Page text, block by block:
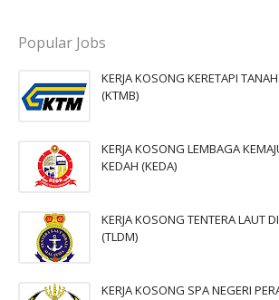
Popular Jobs
KERJA KOSONG KERETAPI
(KTMB)
KERJA KOSONG LEMBAGA
KEDAH (KEDA)
KERJA KOSONG TENTERA LAUT
(TLDM)
KERJA KOSONG SPA NEGERI